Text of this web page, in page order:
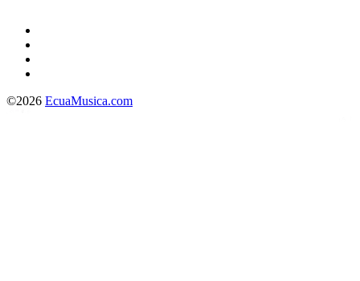
©2026 EcuaMusica.com